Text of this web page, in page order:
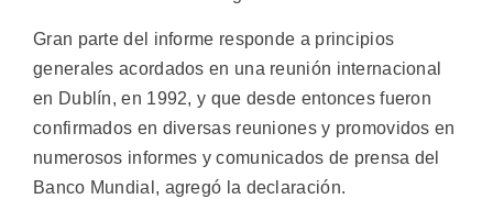
Gran parte del informe responde a principios
generales acordados en una reunión internacional
en Dublín, en 1992, y que desde entonces fueron
confirmados en diversas reuniones y promovidos en
numerosos informes y comunicados de prensa del
Banco Mundial, agregó la declaración.